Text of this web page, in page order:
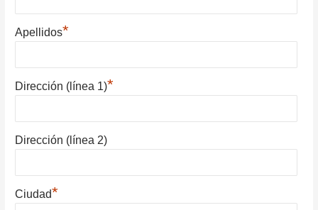
Apellidos*
Dirección (línea 1)*
Dirección (línea 2)
Ciudad*